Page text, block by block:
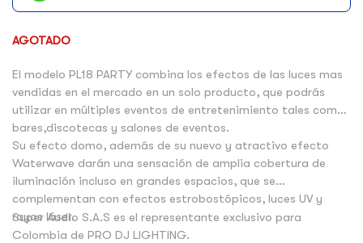
AGOTADO
El modelo PL18 PARTY combina los efectos de las luces mas
vendidas en el mercado en un solo producto, que podrás
utilizar en múltiples eventos de entretenimiento tales como
bares,discotecas y salones de eventos.
Su efecto domo, además de su nuevo y atractivo efecto
Waterwave darán una sensación de amplia cobertura de
iluminación incluso en grandes espacios, que se
complementan con efectos estrobostópicos, luces UV y
rayos láser.
Super Audio S.A.S es el representante exclusivo para
Colombia de PRO DJ LIGHTING.